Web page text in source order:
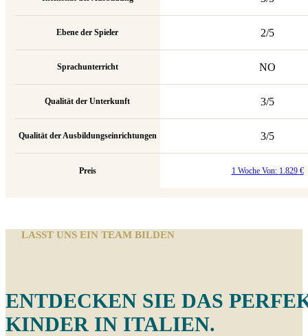
Ebene der Spieler
Sprachunterricht
Qualität der Unterkunft
Qualität der Ausbildungseinrichtungen
Preis
2/5
NO
3/5
3/5
1 Woche Von: 1.829 €
LASST UNS EIN TEAM BILDEN
ENTDECKEN SIE DAS
INDER IN ITALIEN.